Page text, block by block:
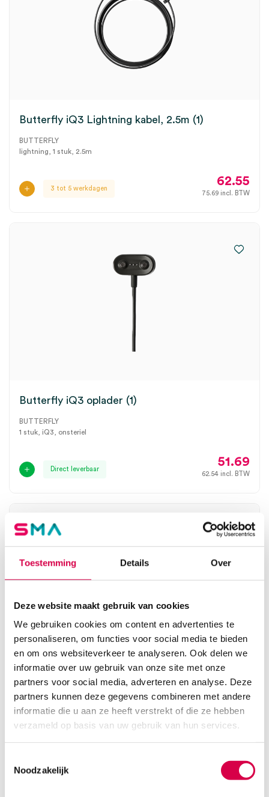
Toestemming Details Over
Deze website maakt gebruik van cookies
We gebruiken cookies om content en advertenties te
personaliseren, om functies voor social media te bieden
en om ons websiteverkeer te analyseren. Ook delen we
informatie over uw gebruik van onze site met onze
partners voor social media, adverteren en analyse. Deze
partners kunnen deze gegevens combineren met andere
informatie die u aan ze heeft verstrekt of die ze hebben
verzameld op basis van uw gebruik van hun services.
Noodzakelijk
Butterfly iQ3 Lightning kabel, 2.5m (1)
BUTTERFLY
lightning, 1 stuk, 2.5m
3 tot 5 werkdagen
62.55
75.69 incl. BTW
Butterfly iQ3 oplader (1)
BUTTERFLY
1 stuk, iQ3, onsteriel
Direct leverbaar
51.69
62.54 incl. BTW
Butterfly iQ3 USB-C kabel, 1.5m (1)
BUTTERFLY
USB-C, 1 stuk, 1.5m
61.51